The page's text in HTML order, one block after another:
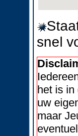
snel
het is
uw
maar